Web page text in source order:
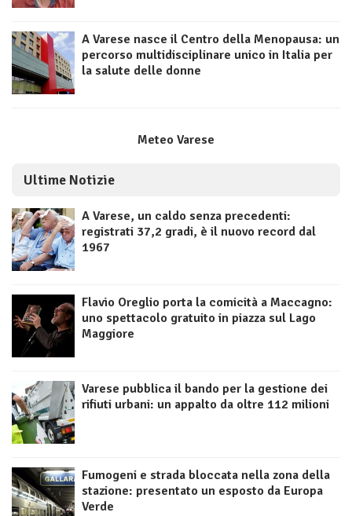
A Varese nasce il Centro della Menopausa: un
percorso multidisciplinare unico in Italia per
la salute delle donne
Meteo Varese
Ultime Notizie
A Varese, un caldo senza precedenti:
registrati 37,2 gradi, è il nuovo record dal
1967
Flavio Oreglio porta la comicità a Maccagno:
uno spettacolo gratuito in piazza sul Lago
Maggiore
Varese pubblica il bando per la gestione dei
rifiuti urbani: un appalto da oltre 112 milioni
Fumogeni e strada bloccata nella zona della
stazione: presentato un esposto da Europa
Verde